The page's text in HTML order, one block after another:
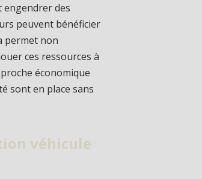
engendrer des
peuvent bénéficier
permet non
ces ressources à
économique
sont en place sans
véhicule